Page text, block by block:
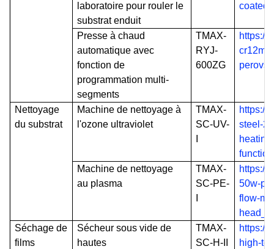
laboratoire pour rouler le
substrat enduit
coated-
Presse à chaud
automatique avec
fonction de
programmation multi-
segments
TMAX-
RYJ-
600ZG
https://
Nettoyage
du substrat
Machine de nettoyage à
l'ozone ultraviolet
TMAX-
SC-UV-
https://
steel-
Machine de nettoyage
au plasma
TMAX-
SC-PE-
https://
50w-
flow-
Séchage de
films
Sécheur sous vide de
hautes
TMAX-
SC-H-II
https://
high-